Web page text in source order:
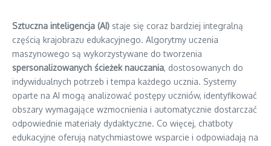
Sztuczna inteligencja (AI) staje się coraz bardziej integralną
częścią krajobrazu edukacyjnego. Algorytmy uczenia
maszynowego są wykorzystywane do tworzenia
spersonalizowanych ścieżek nauczania, dostosowanych do
indywidualnych potrzeb i tempa każdego ucznia. Systemy
oparte na AI mogą analizować postępy uczniów, identyfikować
obszary wymagające wzmocnienia i automatycznie dostarczać
odpowiednie materiały dydaktyczne. Co więcej, chatboty
edukacyjne oferują natychmiastowe wsparcie i odpowiadają na